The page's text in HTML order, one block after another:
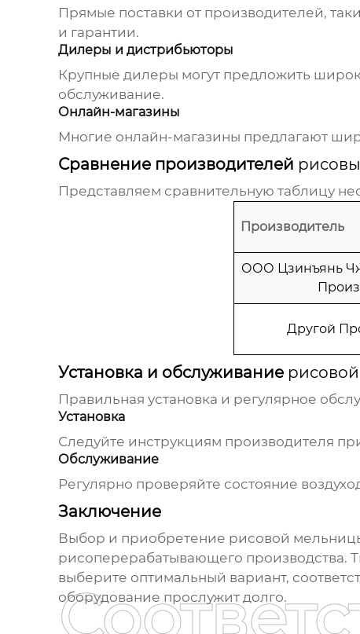
Прямые поставки от производителей,
и гарантии.
Дилеры и дистрибьюторы
Крупные дилеры могут предложить
обслуживание.
Онлайн-магазины
Многие онлайн-магазины предлагают
Сравнение производителей
Представляем сравнительную таблицу
Производитель
ООО Цзинъянь
Другой
Установка и обслуживание
Правильная установка и регулярное
Установка
Следуйте инструкциям производителя
Обслуживание
Регулярно проверяйте состояние
Заключение
Выбор и приобретение рисовой
рисоперерабатывающего производства.
выберите оптимальный вариант,
оборудование прослужит долго.